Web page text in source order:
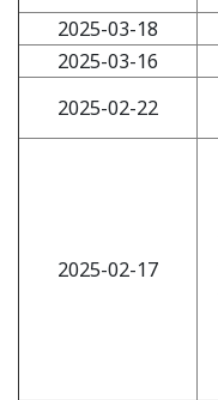
2025-03-18
2025-03-16
2025-02-22
2025-02-17